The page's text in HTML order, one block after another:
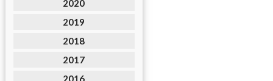
2020
2019
2018
2017
2016